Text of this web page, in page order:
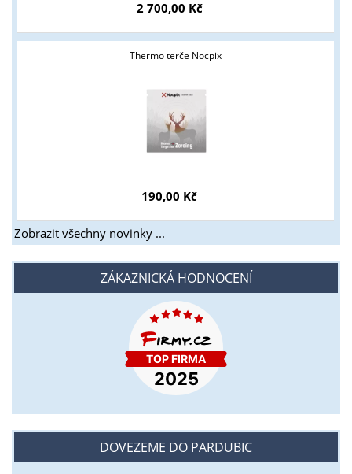
2 700,00 Kč
Thermo terče Nocpix
190,00 Kč
Zobrazit všechny novinky ...
ZÁKAZNICKÁ HODNOCENÍ
DOVEZEME DO PARDUBIC